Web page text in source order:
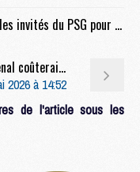
Match : Du Parc à Budapest, les invités du PSG pour la finale face à Arsenal
Match : Combien une victoire face à Arsenal coûterait au PSG en primes ?
2026 à 14:52
de l'article sous les